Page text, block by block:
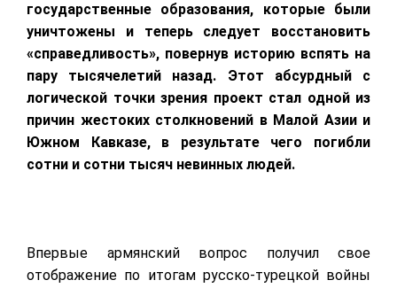
государственные образования, которые были
уничтожены и теперь следует восстановить
«справедливость», повернув историю вспять на
пару тысячелетий назад. Этот абсурдный с
логической точки зрения проект стал одной из
причин жестоких столкновений в Малой Азии и
Южном Кавказе, в результате чего погибли
сотни и сотни тысяч невинных людей.
Впервые армянский вопрос получил свое
отображение по итогам русско-турецкой войны